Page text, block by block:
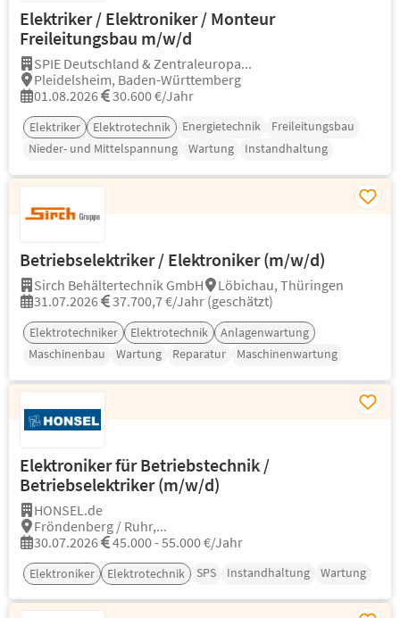
Elektriker / Elektroniker / Monteur
Freileitungsbau m/w/d
SPIE Deutschland & Zentraleuropa...
Pleidelsheim, Baden-Württemberg
01.08.2026
30.600 €/Jahr
Elektriker Elektrotechnik Energietechnik
Freileitungsbau
Nieder- und Mittelspannung
Wartung Instandhaltung
Betriebselektriker / Elektroniker (m/w/d)
Sirch Behältertechnik GmbH
Löbichau, Thüringen
31.07.2026
37.700,7 €/Jahr (geschätzt)
Elektrotechniker Elektrotechnik
Anlagenwartung
Maschinenbau
Wartung Reparatur Maschinenwartung
Elektroniker für Betriebstechnik /
Betriebselektriker (m/w/d)
HONSEL.de
Fröndenberg / Ruhr,...
30.07.2026
45.000 - 55.000 €/Jahr
Elektroniker Elektrotechnik SPS Instandhaltung Wartung